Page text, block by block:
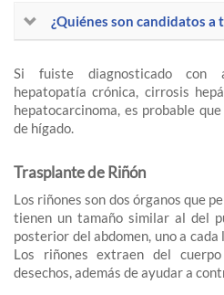
¿Quiénes son candidatos a
Si fuiste diagnosticado con
hepatopatía crónica, cirrosis
hepatocarcinoma, es probable
de hígado.
Trasplante de Riñón
Los riñones son dos órganos que
tienen un tamaño similar al del
posterior del abdomen, uno a
Los riñones extraen del
desechos, además de ayudar a